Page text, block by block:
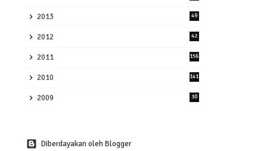
2013 49
2012 42
2011 156
2010 141
2009 30
Diberdayakan oleh Blogger